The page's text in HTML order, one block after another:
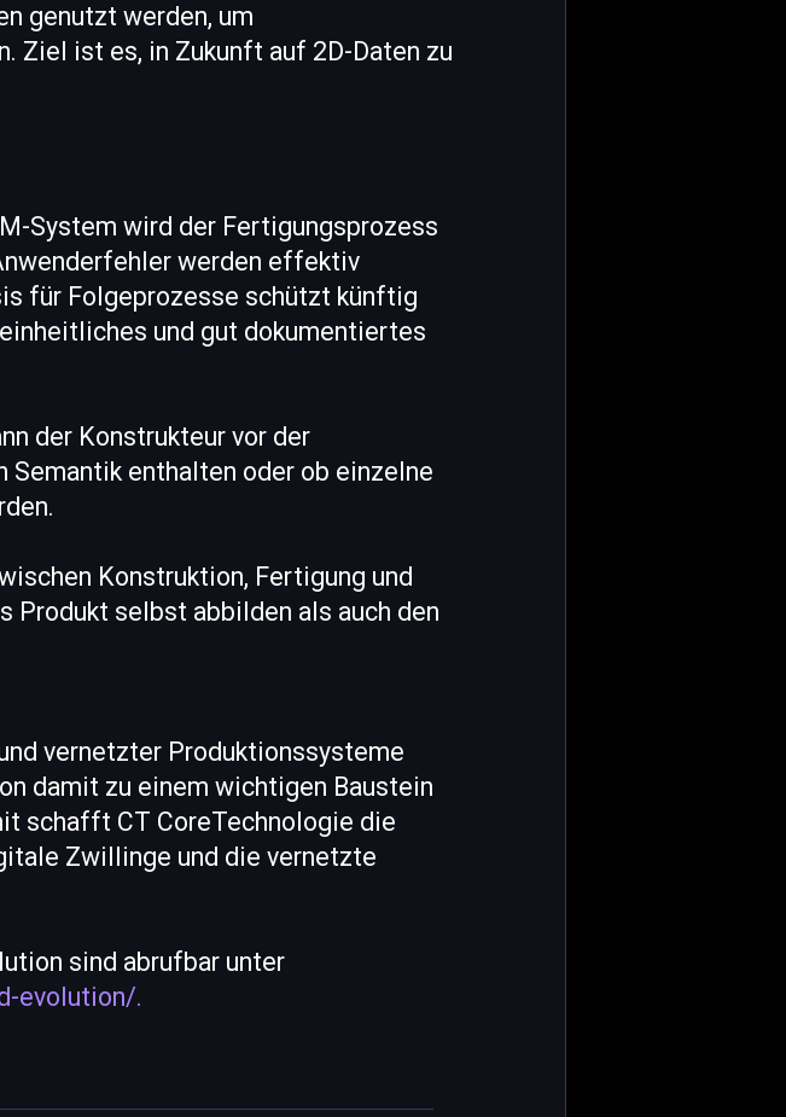
genutzt werden, um
Ziel ist es, in Zukunft auf 2D-Daten zu
System wird der Fertigungsprozess
werden effektiv
für Folgeprozesse schützt künftig
und gut dokumentiertes
der Konstrukteur vor der
enthalten oder ob einzelne
Konstruktion, Fertigung und
Produkt selbst abbilden als auch den
vernetzter Produktionssysteme
damit zu einem wichtigen Baustein
schafft CT CoreTechnologie die
Zwillinge und die vernetzte
sind abrufbar unter
evolution/.